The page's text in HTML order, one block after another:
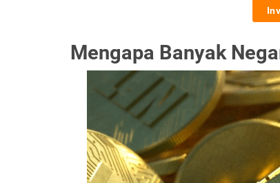
Mengapa Banyak